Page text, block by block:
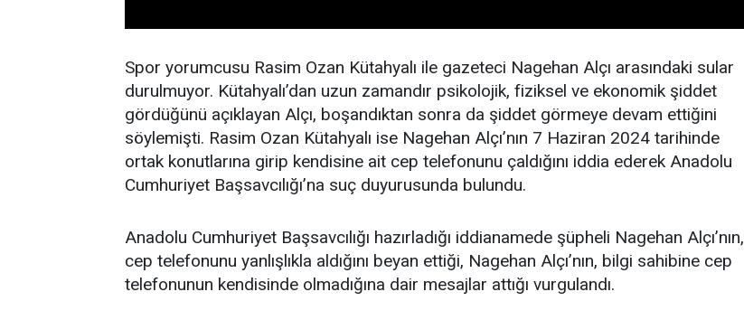
Spor yorumcusu Rasim Ozan Kütahyalı ile gazeteci Nagehan Alçı arasındaki sular
durulmuyor. Kütahyalı’dan uzun zamandır psikolojik, fiziksel ve ekonomik şiddet
gördüğünü açıklayan Alçı, boşandıktan sonra da şiddet görmeye devam ettiğini
söylemişti. Rasim Ozan Kütahyalı ise Nagehan Alçı’nın 7 Haziran 2024 tarihinde
ortak konutlarına girip kendisine ait cep telefonunu çaldığını iddia ederek Anadolu
Cumhuriyet Başsavcılığı’na suç duyurusunda bulundu.
Anadolu Cumhuriyet Başsavcılığı hazırladığı iddianamede şüpheli Nagehan Alçı’nın,
cep telefonunu yanlışlıkla aldığını beyan ettiği, Nagehan Alçı’nın, bilgi sahibine cep
telefonunun kendisinde olmadığına dair mesajlar attığı vurgulandı.